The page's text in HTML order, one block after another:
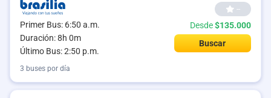
Primer Bus: 6:50 a.m.
Duración: 8h 0m
Último Bus: 2:50 p.m.
--
Desde$135.000
Buscar
3 buses por día